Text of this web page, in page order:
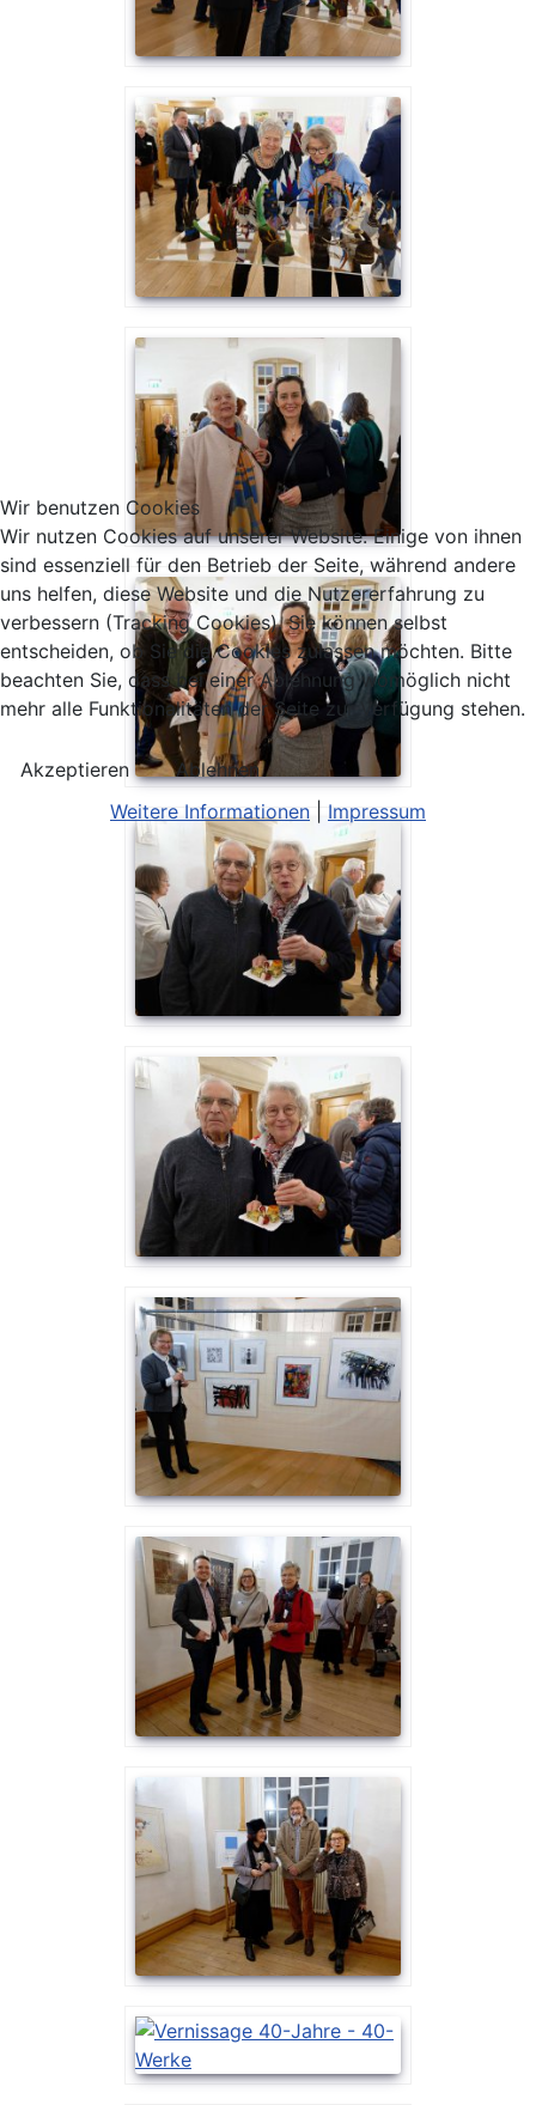
Wir benutzen Cookies
Wir nutzen Cookies auf unserer Website. Einige von ihnen
sind essenziell für den Betrieb der Seite, während andere
uns helfen, diese Website und die Nutzererfahrung zu
verbessern (Tracking Cookies). Sie können selbst
entscheiden, ob Sie die Cookies zulassen möchten. Bitte
beachten Sie, dass bei einer Ablehnung womöglich nicht
mehr alle Funktionalitäten der Seite zur Verfügung stehen.
Akzeptieren
Ablehnen
Weitere Informationen
Impressum